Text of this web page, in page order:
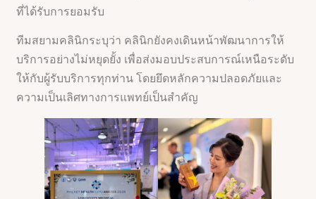
ที่ได้รับการยอมรับ
ทีมสยามคลินิกระบุว่า คลินิกยังคงเดินหน้าพัฒนาการให้
บริการอย่างไม่หยุดยั้ง เพื่อส่งมอบประสบการณ์เหนือระดับ
ให้กับผู้รับบริการทุกท่าน โดยยึดหลักความปลอดภัยและ
ความเป็นเลิศทางการแพทย์เป็นสำคัญ